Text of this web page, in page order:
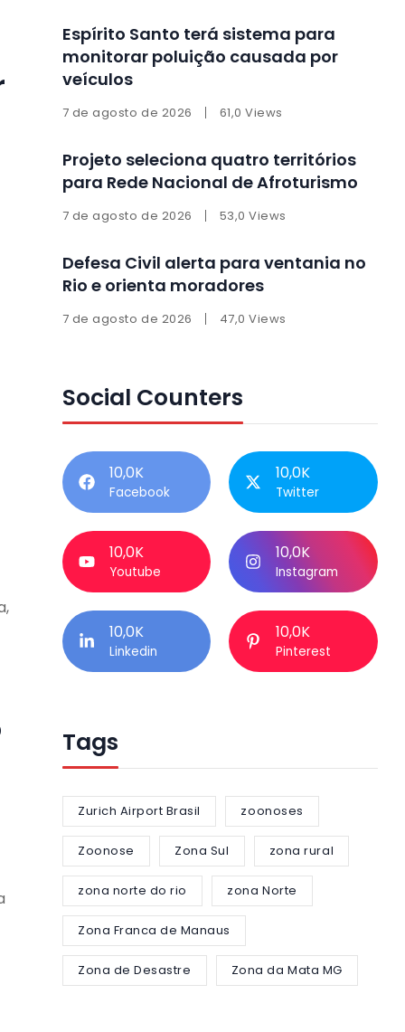
Espírito Santo terá sistema para
monitorar poluição causada por
veículos
7 de agosto de 2026 61,0 Views
Projeto seleciona quatro territórios
para Rede Nacional de Afroturismo
7 de agosto de 2026 53,0 Views
Defesa Civil alerta para ventania no
Rio e orienta moradores
7 de agosto de 2026 47,0 Views
Social Counters
10,0K
Facebook
10,0K
Twitter
10,0K
Youtube
10,0K
Instagram
10,0K
Linkedin
10,0K
Pinterest
Tags
Zurich Airport Brasil zoonoses
Zoonose Zona Sul zona rural
zona norte do rio zona Norte
Zona Franca de Manaus
Zona de Desastre Zona da Mata MG